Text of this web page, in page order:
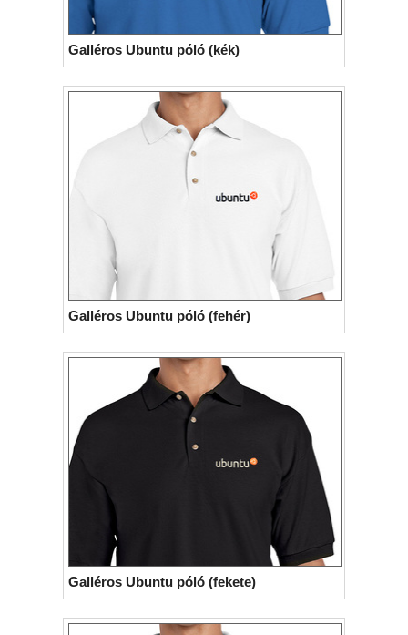
ReactOS Rocky Linux
Slackware Taskwarrior
Ubuntu MATE Ubuntu Studio VLC
Xubuntu
Galléros Ubuntu póló (kék)
Galléros Ubuntu póló (fehér)
Galléros Ubuntu póló (fekete)